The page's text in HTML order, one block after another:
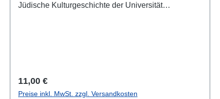
Jüdische Kulturgeschichte der Universität
Regulärer Preis:
11,00 €
Preise inkl. MwSt. zzgl. Versandkosten